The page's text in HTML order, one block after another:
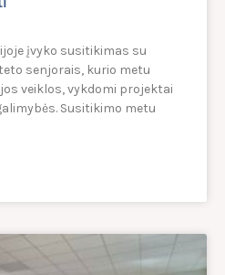
įvyko susitikimas su
senjorais, kurio metu
veiklos, vykdomi projektai
Susitikimo metu